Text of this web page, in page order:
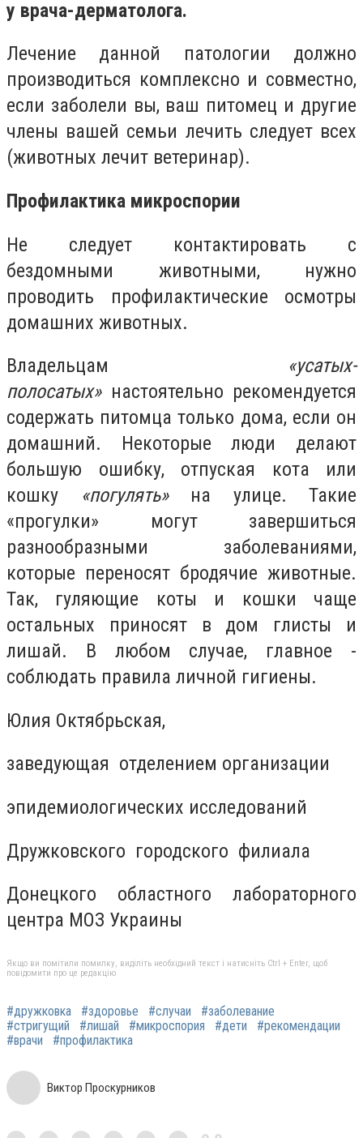
у врача-дерматолога.
Лечение данной патологии должно
производиться комплексно и совместно,
если заболели вы, ваш питомец и другие
члены вашей семьи лечить следует всех
(животных лечит ветеринар).
Профилактика микроспории
Не следует контактировать с
бездомными животными, нужно
проводить профилактические осмотры
домашних животных.
Владельцам «усатых-
полосатых»настоятельно рекомендуется
содержать питомца только дома, если он
домашний. Некоторые люди делают
большую ошибку, отпуская кота или
кошку «погулять»на улице. Такие
«прогулки» могут завершиться
разнообразными заболеваниями,
которые переносят бродячие животные.
Так, гуляющие коты и кошки чаще
остальных приносят в дом глисты и
лишай. В любом случае, главное -
соблюдать правила личной гигиены.
Юлия Октябрьская,
заведующая отделением организации
эпидемиологических исследований
Дружковского городского филиала
Донецкого областного лабораторного
центра МОЗ Украины
Якщо ви помітили помилку, виділіть необхідний текст і натисніть Ctrl + Enter, щоб
повідомити про це редакцію
#дружковка #здоровье #случаи
#заболевание
#стригущий
#лишай #микроспория #дети
#рекомендации
#врачи
#профилактика
Виктор Проскурников